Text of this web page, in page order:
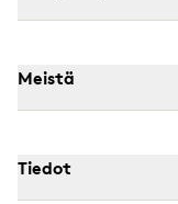
Meistä
Tiedot